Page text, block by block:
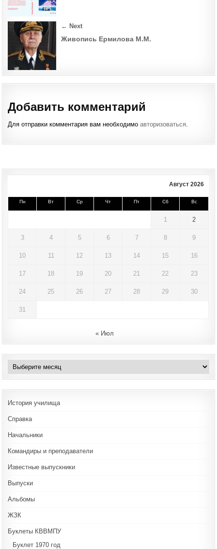
← Next
Живопись Ермилова М.М.
Добавить комментарий
Для отправки комментария вам необходимоавторизоваться.
Август 2026
Пн Вт Ср Чт Пт Сб Вс
1 2
3 4 5 6 7 8 9
10 11 12 13 14 15 16
17 18 19 20 21 22 23
24 25 26 27 28 29 30
31
« Июл
Архивы
История училища
Справка
Начальники
Командиры и преподаватели
Известные выпускники
Выпуски
Альбомы
ЖЗК
Буклеты КВВМПУ
Буклет 1970 год